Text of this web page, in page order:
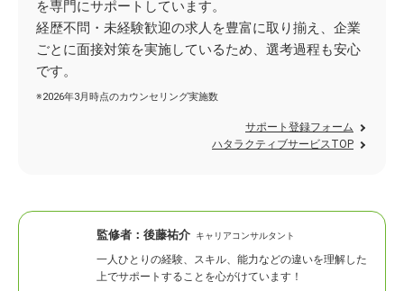
を専門にサポートしています。
経歴不問・未経験歓迎の求人を豊富に取り揃え、企業
ごとに面接対策を実施しているため、選考過程も安心
です。
※2026年3月時点のカウンセリング実施数
サポート登録フォーム
ハタラクティブサービスTOP
監修者： 後藤祐介 キャリアコンサルタント
一人ひとりの経験、スキル、能力などの違いを理解した
上でサポートすることを心がけています！